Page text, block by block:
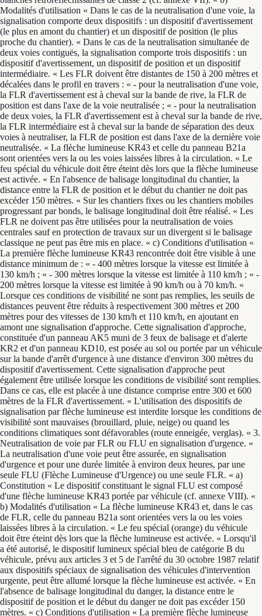
Modalités d'utilisation « Dans le cas de la neutralisation d'une voie, la
signalisation comporte deux dispositifs : un dispositif d'avertissement
(le plus en amont du chantier) et un dispositif de position (le plus
proche du chantier). « Dans le cas de la neutralisation simultanée de
deux voies contiguës, la signalisation comporte trois dispositifs : un
dispositif d'avertissement, un dispositif de position et un dispositif
intermédiaire. « Les FLR doivent être distantes de 150 à 200 mètres et
décalées dans le profil en travers : « - pour la neutralisation d'une voie,
la FLR d'avertissement est à cheval sur la bande de rive, la FLR de
position est dans l'axe de la voie neutralisée ; « - pour la neutralisation
de deux voies, la FLR d'avertissement est à cheval sur la bande de rive,
la FLR intermédiaire est à cheval sur la bande de séparation des deux
voies à neutraliser, la FLR de position est dans l'axe de la dernière voie
neutralisée. « La flèche lumineuse KR43 et celle du panneau B21a
sont orientées vers la ou les voies laissées libres à la circulation. « Le
feu spécial du véhicule doit être éteint dès lors que la flèche lumineuse
est activée. « En l'absence de balisage longitudinal du chantier, la
distance entre la FLR de position et le début du chantier ne doit pas
excéder 150 mètres. « Sur les chantiers fixes ou les chantiers mobiles
progressant par bonds, le balisage longitudinal doit être réalisé. « Les
FLR ne doivent pas être utilisées pour la neutralisation de voies
centrales sauf en protection de travaux sur un divergent si le balisage
classique ne peut pas être mis en place. « c) Conditions d'utilisation «
La première flèche lumineuse KR43 rencontrée doit être visible à une
distance minimum de : « - 400 mètres lorsque la vitesse est limitée à
130 km/h ; « - 300 mètres lorsque la vitesse est limitée à 110 km/h ; « -
200 mètres lorsque la vitesse est limitée à 90 km/h ou à 70 km/h. «
Lorsque ces conditions de visibilité ne sont pas remplies, les seuils de
distances peuvent être réduits à respectivement 300 mètres et 200
mètres pour des vitesses de 130 km/h et 110 km/h, en ajoutant en
amont une signalisation d'approche. Cette signalisation d'approche,
constituée d'un panneau AK5 muni de 3 feux de balisage et d'alerte
KR2 et d'un panneau KD10, est posée au sol ou portée par un véhicule
sur la bande d'arrêt d'urgence à une distance d'environ 300 mètres du
dispositif d'avertissement. Cette signalisation d'approche peut
également être utilisée lorsque les conditions de visibilité sont remplies.
Dans ce cas, elle est placée à une distance comprise entre 300 et 600
mètres de la FLR d'avertissement. « L'utilisation des dispositifs de
signalisation par flèche lumineuse est interdite lorsque les conditions de
visibilité sont mauvaises (brouillard, pluie, neige) ou quand les
conditions climatiques sont défavorables (route enneigée, verglas). « 3.
Neutralisation de voie par FLR ou FLU en signalisation d'urgence. «
La neutralisation d'une voie peut être assurée, en signalisation
d'urgence et pour une durée limitée à environ deux heures, par une
seule FLU (Flèche Lumineuse d'Urgence) ou une seule FLR. « a)
Constitution « Le dispositif constituant le signal FLU est composé
d'une flèche lumineuse KR43 portée par véhicule (cf. annexe VIII). «
b) Modalités d'utilisation « La flèche lumineuse KR43 et, dans le cas
de FLR, celle du panneau B21a sont orientées vers la ou les voies
laissées libres à la circulation. « Le feu spécial (orange) du véhicule
doit être éteint dès lors que la flèche lumineuse est activée. « Lorsqu'il
a été autorisé, le dispositif lumineux spécial bleu de catégorie B du
véhicule, prévu aux articles 3 et 5 de l'arrêté du 30 octobre 1987 relatif
aux dispositifs spéciaux de signalisation des véhicules d'intervention
urgente, peut être allumé lorsque la flèche lumineuse est activée. « En
l'absence de balisage longitudinal du danger, la distance entre le
dispositif de position et le début du danger ne doit pas excéder 150
mètres. « c) Conditions d'utilisation « La première flèche lumineuse